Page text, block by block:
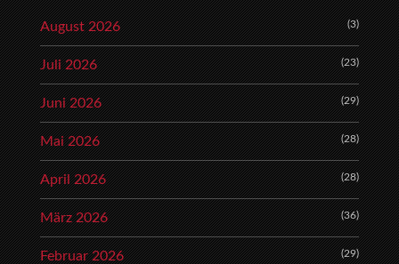
August 2026 (3)
Juli 2026 (23)
Juni 2026 (29)
Mai 2026 (28)
April 2026 (28)
März 2026 (36)
Februar 2026 (29)